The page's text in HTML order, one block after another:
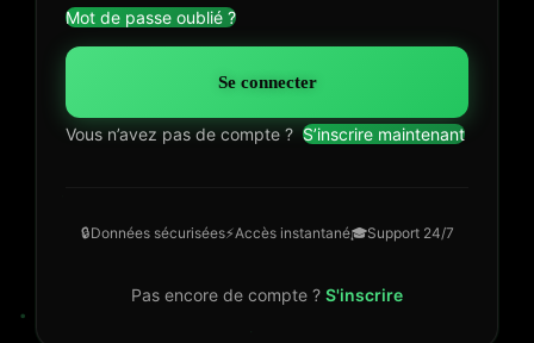
Mot de passe oublié ?
Se connecter
Vous n’avez pas de compte ? S’inscrire maintenant
🔒Données sécurisées⚡Accès instantané🎓Support 24/7
Pas encore de compte ? S'inscrire